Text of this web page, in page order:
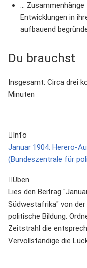
...
Entwicklungen in
aufbauend
Du brauchst
Insgesamt: Circa drei
Minuten
Info
Januar 1904: Herero-
(Bundeszentrale für
Üben
Lies den Beitrag
Südwestafrika" von
politische Bildung.
Zeitstrahl die
Vervollständige die